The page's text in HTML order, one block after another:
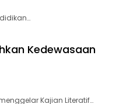
Kedewasaan
Kajian Literatif…